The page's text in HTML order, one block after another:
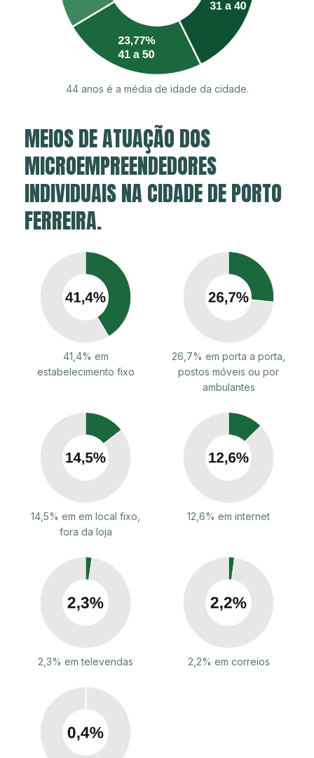
44 anos é a média de idade da cidade.
MEIOS DE ATUAÇÃO DOS
MICROEMPREENDEDORES
INDIVIDUAIS NA CIDADE DE PORTO
FERREIRA.
41,4% em
estabelecimento fixo
26,7% em porta a porta,
postos móveis ou por
ambulantes
14,5% em em local fixo,
fora da loja
12,6% em internet
2,3% em televendas 2,2% em correios